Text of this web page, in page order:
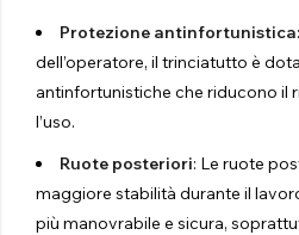
Protezione antinfortunistica
dell’operatore, il trinciatutto è
antinfortunistiche che riducono il
l’uso.
Ruote posteriori: Le ruote
maggiore stabilità durante il
più manovrabile e sicura,